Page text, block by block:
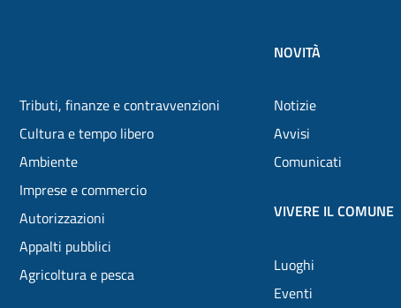
Tributi, finanze e contravvenzioni
Cultura e tempo libero
Ambiente
Imprese e commercio
Autorizzazioni
Appalti pubblici
Agricoltura e pesca
NOVITÀ
Notizie
Avvisi
Comunicati
VIVERE IL COMUNE
Luoghi
Eventi